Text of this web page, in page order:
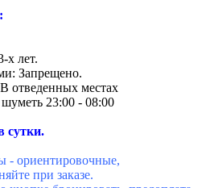
х лет.
Запрещено.
отведенных местах
23:00 - 08:00
сутки.
- ориентировочные,
при заказе.